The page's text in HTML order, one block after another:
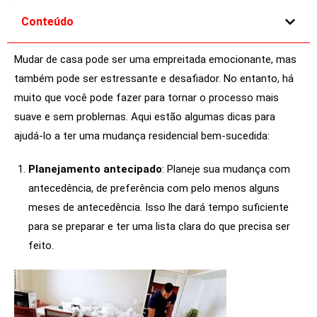
l
e
f
t
b
l
a
k
Conteúdo
Mudar de casa pode ser uma empreitada emocionante, mas
também pode ser estressante e desafiador. No entanto, há
muito que você pode fazer para tornar o processo mais
suave e sem problemas. Aqui estão algumas dicas para
ajudá-lo a ter uma mudança residencial bem-sucedida:
Planejamento antecipado: Planeje sua mudança com
antecedência, de preferência com pelo menos alguns
meses de antecedência. Isso lhe dará tempo suficiente
para se preparar e ter uma lista clara do que precisa ser
feito.